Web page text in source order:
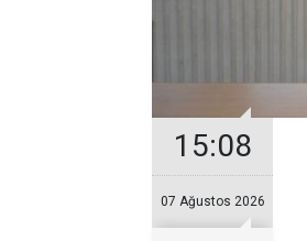
15:08
07 Ağustos 2026